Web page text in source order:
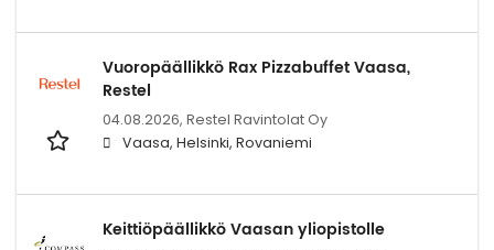
Vuoropäällikkö Rax Pizzabuffet Vaasa,
Restel
04.08.2026, Restel Ravintolat Oy
Vaasa, Helsinki, Rovaniemi
Keittiöpäällikkö Vaasan yliopistolle